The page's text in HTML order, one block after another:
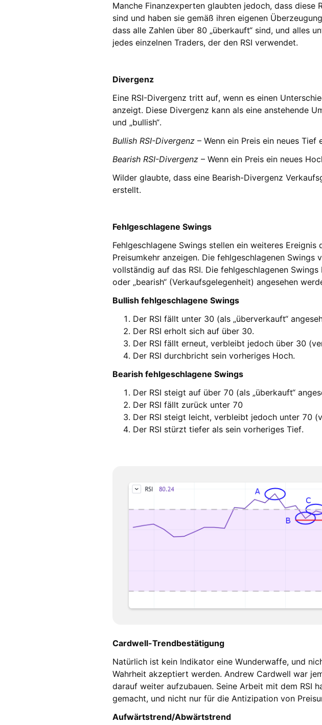
Manche Finanzexperten glaubten jedoch, dass
sind und haben sie gemäß ihren eigenen
dass alle Zahlen über 80 „überkauft“ sind, und alles
jedes einzelnen Traders, der den RSI verwendet.
Divergenz
Eine RSI-Divergenz tritt auf, wenn es einen
anzeigt. Diese Divergenz kann als eine anstehende
und „bullish“.
Bullish RSI-Divergenz – Wenn ein Preis ein neues
Bearish RSI-Divergenz – Wenn ein Preis ein neues
Wilder glaubte, dass eine Bearish-Divergenz
erstellt.
Fehlgeschlagene Swings
Fehlgeschlagene Swings stellen ein weiteres
Preisumkehr anzeigen. Die fehlgeschlagenen
vollständig auf das RSI. Die fehlgeschlagenen Swings
oder „bearish“ (Verkaufsgelegenheit) angesehen
Bullish fehlgeschlagene Swings
Der RSI fällt unter 30 (als „überverkauft“
Der RSI erholt sich auf über 30.
Der RSI fällt erneut, verbleibt jedoch über 30
Der RSI durchbricht sein vorheriges Hoch.
Bearish fehlgeschlagene Swings
Der RSI steigt auf über 70 (als „überkauft“
Der RSI fällt zurück unter 70
Der RSI steigt leicht, verbleibt jedoch unter 70
Der RSI stürzt tiefer als sein vorheriges Tief.
Cardwell-Trendbestätigung
Natürlich ist kein Indikator eine Wunderwaffe, und
Wahrheit akzeptiert werden. Andrew Cardwell war
darauf weiter aufzubauen. Seine Arbeit mit dem RSI
gemacht, und nicht nur für die Antizipation von
Aufwärtstrend/Abwärtstrend